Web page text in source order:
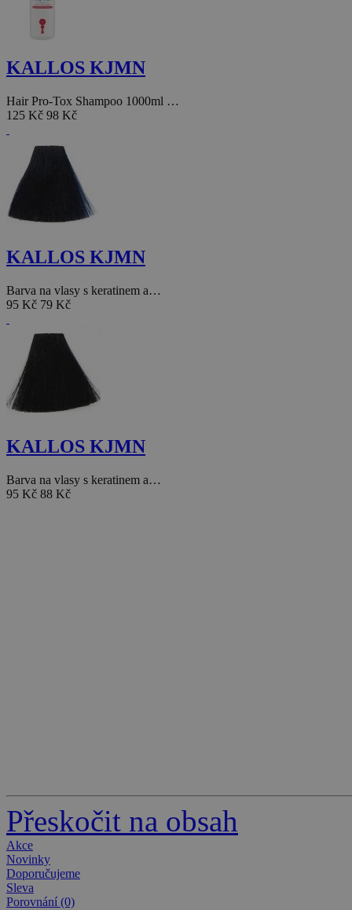
KALLOS KJMN
Hair Pro-Tox Shampoo 1000ml …
125 Kč 98 Kč
KALLOS KJMN
Barva na vlasy s keratinem a…
95 Kč 79 Kč
KALLOS KJMN
Barva na vlasy s keratinem a…
95 Kč 88 Kč
Přeskočit na obsah
Akce
Novinky
Doporučujeme
Sleva
Porovnání (0)